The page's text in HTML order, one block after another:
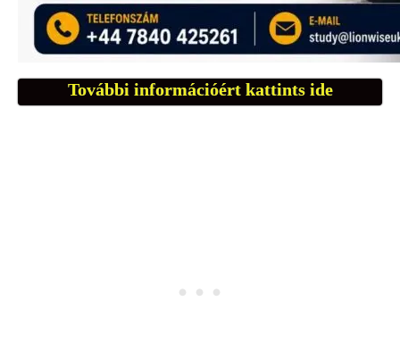
További információért kattints ide